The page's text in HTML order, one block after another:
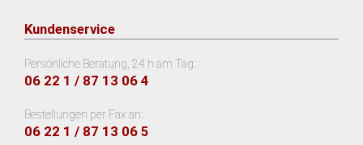
Kundenservice
Persönliche Beratung, 24 h am Tag:
06 22 1 / 87 13 06 4
Bestellungen per Fax an:
06 22 1 / 87 13 06 5